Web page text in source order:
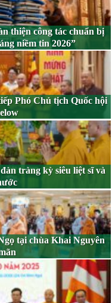
thiện công tác chuẩn bị
niềm tin 2026”
Phó Chủ tịch Quốc hội
tràng kỳ siêu liệt sĩ và
tại chùa Khai Nguyên